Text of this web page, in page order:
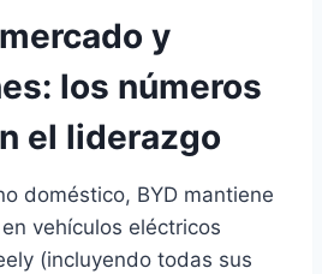
y
los números
el liderazgo
doméstico, BYD mantiene
vehículos eléctricos
(incluyendo todas sus